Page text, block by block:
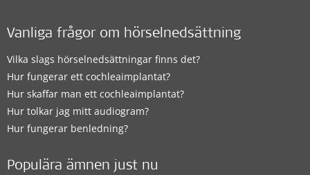
Vanliga frågor om hörselnedsättning
Vilka slags hörselnedsättningar finns det?
Hur fungerar ett cochleaimplantat?
Hur skaffar man ett cochleaimplantat?
Hur tolkar jag mitt audiogram?
Hur fungerar benledning?
Populära ämnen just nu